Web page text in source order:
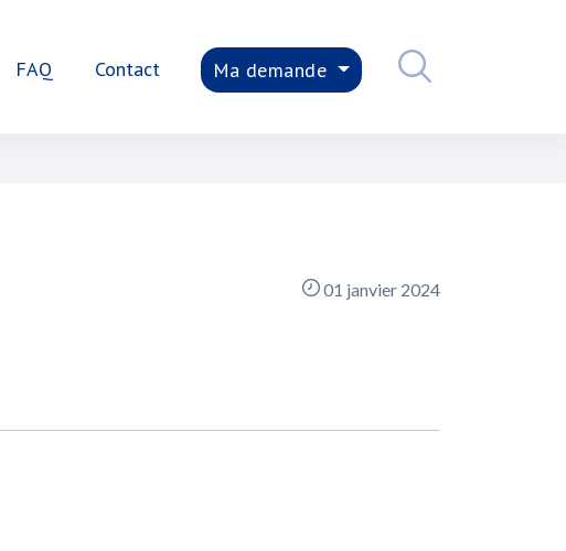
FAQ Contact Ma demande
01 janvier 2024